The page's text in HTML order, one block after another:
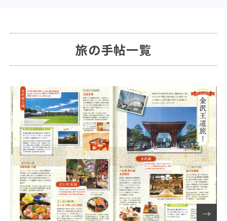
旅の手帖一覧